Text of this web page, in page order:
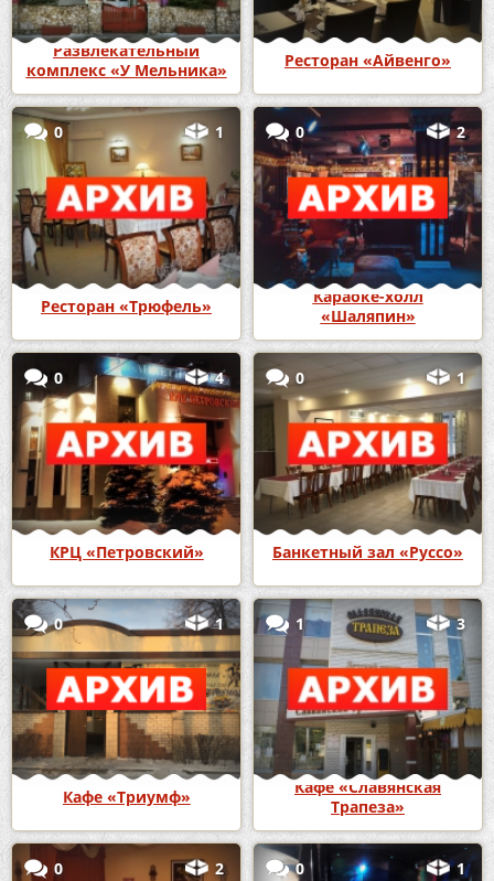
Развлекательный
комплекс «У Мельника»
Ресторан «Айвенго»
0 1
Ресторан «Трюфель»
0 2
Караоке-холл
«Шаляпин»
0 4
КРЦ «Петровский»
0 1
Банкетный зал «Руссо»
0 1
Кафе «Триумф»
1 3
Кафе «Славянская
Трапеза»
0 2 0 1